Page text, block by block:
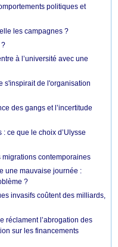
politiques et
les campagnes ?
?
à l’université avec une
s'inspirait de l'organisation
des gangs et l’incertitude
ce que le choix d’Ulysse
migrations contemporaines
une mauvaise journée :
?
invasifs coûtent des milliards,
réclament l’abrogation des
sur les financements